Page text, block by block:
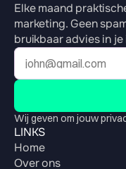
Elke maand
marketing. Geen
bruikbaar advies in je
Wij geven om jouw
LINKS
Home
Over ons